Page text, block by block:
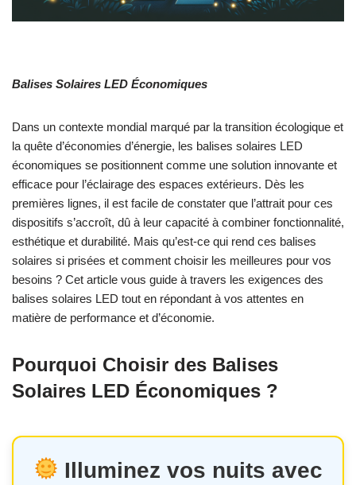
Balises Solaires LED Économiques
Dans un contexte mondial marqué par la transition écologique et
la quête d’économies d’énergie, les balises solaires LED
économiques se positionnent comme une solution innovante et
efficace pour l’éclairage des espaces extérieurs. Dès les
premières lignes, il est facile de constater que l’attrait pour ces
dispositifs s’accroît, dû à leur capacité à combiner fonctionnalité,
esthétique et durabilité. Mais qu’est-ce qui rend ces balises
solaires si prisées et comment choisir les meilleures pour vos
besoins ? Cet article vous guide à travers les exigences des
balises solaires LED tout en répondant à vos attentes en
matière de performance et d’économie.
Pourquoi Choisir des Balises
Solaires LED Économiques ?
Illuminez vos nuits avec